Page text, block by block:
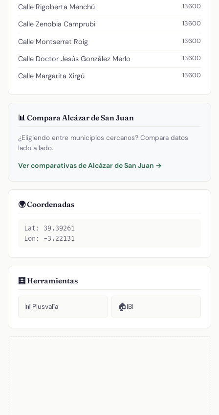
Calle Rigoberta Menchú 13600
Calle Zenobia Camprubi 13600
Calle Montserrat Roig 13600
Calle Doctor Jesús González Merlo 13600
Calle Margarita Xirgú 13600
📊 Compara Alcázar de San Juan
¿Eligiendo entre municipios cercanos? Compara datos
lado a lado.
Ver comparativas de Alcázar de San Juan →
🌍 Coordenadas
Lat: 39.39261
Lon: -3.22131
🧮 Herramientas
📊Plusvalía 🏠IBI